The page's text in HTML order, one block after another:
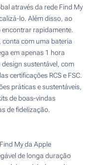
através da rede Find My
lo. Além disso, ao
rapidamente.
conta com uma bateria
em apenas 1 hora
sustentável, com
certificações RCS e FSC.
práticas e sustentáveis,
de boas-vindas
de fidelização.
My da Apple
de longa duração